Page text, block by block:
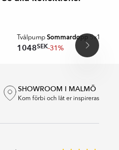
TvålpumpSommardopp 5x14x9
1048SEK-31%
SHOWROOM I MALMÖ
Kom förbi och låt er inspireras